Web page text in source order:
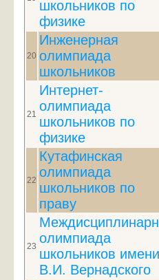
школьников по
физике
20
Инженерная
олимпиада
школьников
21
Интернет-
олимпиада
школьников по
физике
22
Кутафинская
олимпиада
школьников по
праву
23
олимпиада
школьников имени
В.И. Вернадского